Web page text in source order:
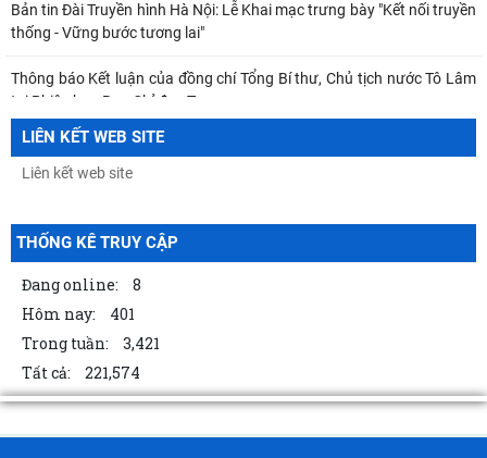
Bản tin Đài Truyền hình Hà Nội: Lễ Khai mạc trưng bày "Kết nối truyền
thống - Vững bước tương lai"
Thông báo Kết luận của đồng chí Tổng Bí thư, Chủ tịch nước Tô Lâm
tại Phiên họp Ban Chỉ đạo Trung
Khai mạc trưng bày “Kết nối truyền thống, vững bước tương lai”
MỐI QUAN HỆ GIỮA DÂN CHỦ VÀ CHỦ NGHĨA XÃ HỘI – QUAN ĐIỂM
CỦA C.MÁC VÀ SỰ VẬN DỤNG Ở VIỆT NAM THỜI
Thường trực Hội đồng Lý luận Trung ương làm việc với Tiểu ban Văn
hóa - Xã hội - Văn học, nghệ
LIÊN KẾT WEB SITE
THỐNG KÊ TRUY CẬP
Đang online:
8
Hôm nay:
401
Trong tuần:
3,421
Tất cả:
221,574